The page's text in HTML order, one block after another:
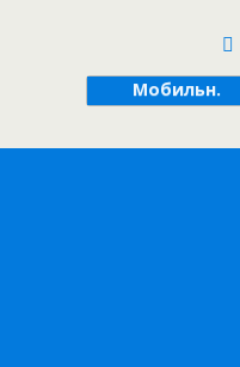
Мобильн.